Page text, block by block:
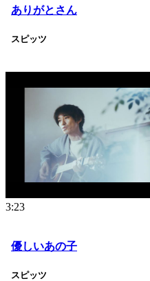
ありがとさん
スピッツ
3:23
優しいあの子
スピッツ